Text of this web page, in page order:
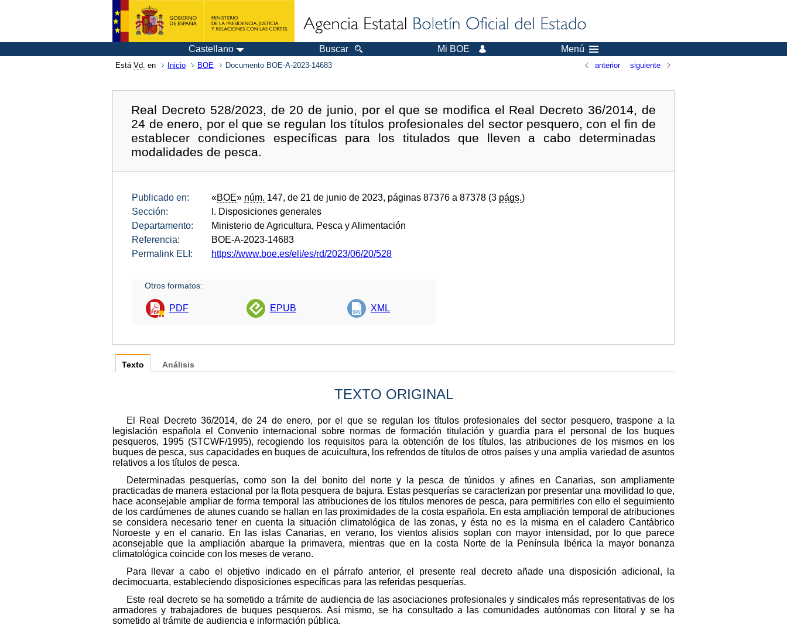
Castellano Buscar Mi BOE Menú
Está Vd. en Inicio BOE Documento BOE-A-2023-14683 anterior siguiente
Real Decreto 528/2023, de 20 de junio, por el que se modifica el Real Decreto 36/2014, de
24 de enero, por el que se regulan los títulos profesionales del sector pesquero, con el fin de
establecer condiciones específicas para los titulados que lleven a cabo determinadas
modalidades de pesca.
Publicado en: «BOE» núm. 147, de 21 de junio de 2023, páginas 87376 a 87378 (3 págs.)
Sección:
I. Disposiciones generales
Departamento:
Ministerio de Agricultura, Pesca y Alimentación
Referencia:
BOE-A-2023-14683
Permalink ELI:
https://www.boe.es/eli/es/rd/2023/06/20/528
Otros formatos:
PDF EPUB XML
Texto
TEXTO ORIGINAL
El Real Decreto 36/2014, de 24 de enero, por el que se regulan los títulos profesionales del sector pesquero, traspone a la
legislación española el Convenio internacional sobre normas de formación titulación y guardia para el personal de los buques
pesqueros, 1995 (STCWF/1995), recogiendo los requisitos para la obtención de los títulos, las atribuciones de los mismos en los
buques de pesca, sus capacidades en buques de acuicultura, los refrendos de títulos de otros países y una amplia variedad de asuntos
relativos a los títulos de pesca.
Determinadas pesquerías, como son la del bonito del norte y la pesca de túnidos y afines en Canarias, son ampliamente
practicadas de manera estacional por la flota pesquera de bajura. Estas pesquerías se caracterizan por presentar una movilidad lo que,
hace aconsejable ampliar de forma temporal las atribuciones de los títulos menores de pesca, para permitirles con ello el seguimiento
de los cardúmenes de atunes cuando se hallan en las proximidades de la costa española. En esta ampliación temporal de atribuciones
se considera necesario tener en cuenta la situación climatológica de las zonas, y ésta no es la misma en el caladero Cantábrico
Noroeste y en el canario. En las islas Canarias, en verano, los vientos alisios soplan con mayor intensidad, por lo que parece
aconsejable que la ampliación abarque la primavera, mientras que en la costa Norte de la Península Ibérica la mayor bonanza
climatológica coincide con los meses de verano.
Para llevar a cabo el objetivo indicado en el párrafo anterior, el presente real decreto añade una disposición adicional, la
decimocuarta, estableciendo disposiciones específicas para las referidas pesquerías.
Este real decreto se ha sometido a trámite de audiencia de las asociaciones profesionales y sindicales más representativas de los
armadores y trabajadores de buques pesqueros. Así mismo, se ha consultado a las comunidades autónomas con litoral y se ha
sometido al trámite de audiencia e información pública.
Análisis